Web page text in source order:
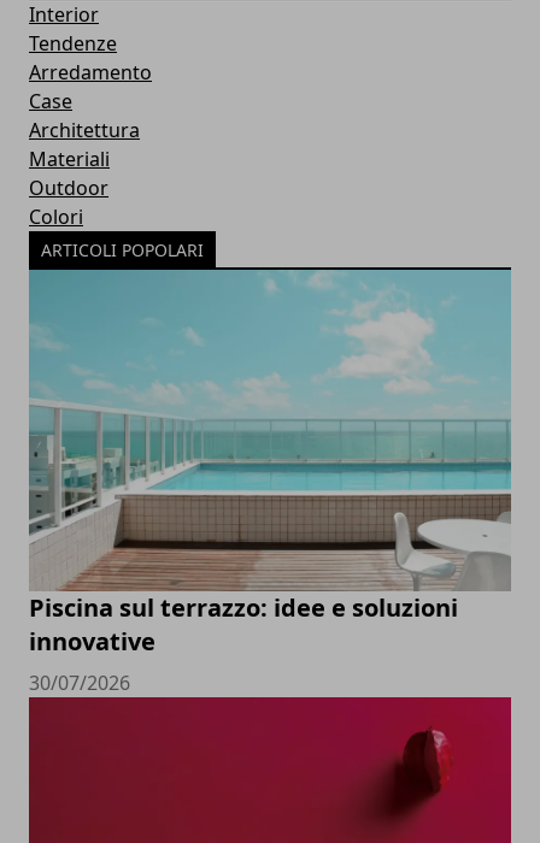
Interior
Tendenze
Arredamento
Case
Architettura
Materiali
Outdoor
Colori
ARTICOLI POPOLARI
Piscina sul terrazzo: idee e soluzioni
innovative
30/07/2026